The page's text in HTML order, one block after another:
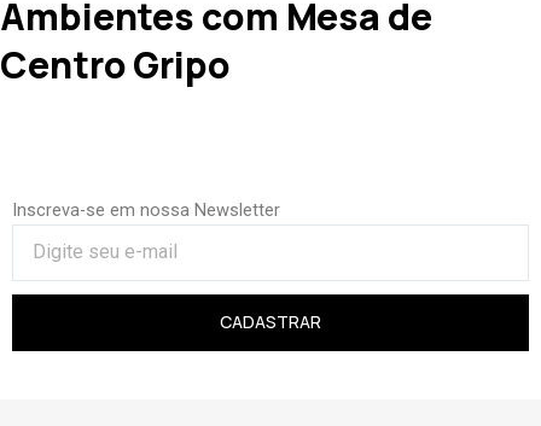
Ambientes com Mesa de
Centro Gripo
Inscreva-se em nossa Newsletter
CADASTRAR